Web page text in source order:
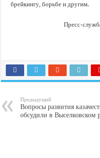
брейкингу, борьбе и другим.
Пресс-
Предыдущий
Вопросы развития
обсудили в Выселковском